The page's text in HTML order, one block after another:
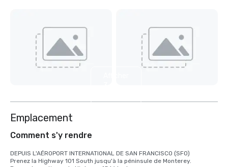
Emplacement
Comment s'y rendre
DEPUIS L'AÉROPORT INTERNATIONAL DE SAN FRANCISCO (SFO)
Prenez la Highway 101 South jusqu'à la péninsule de Monterey.